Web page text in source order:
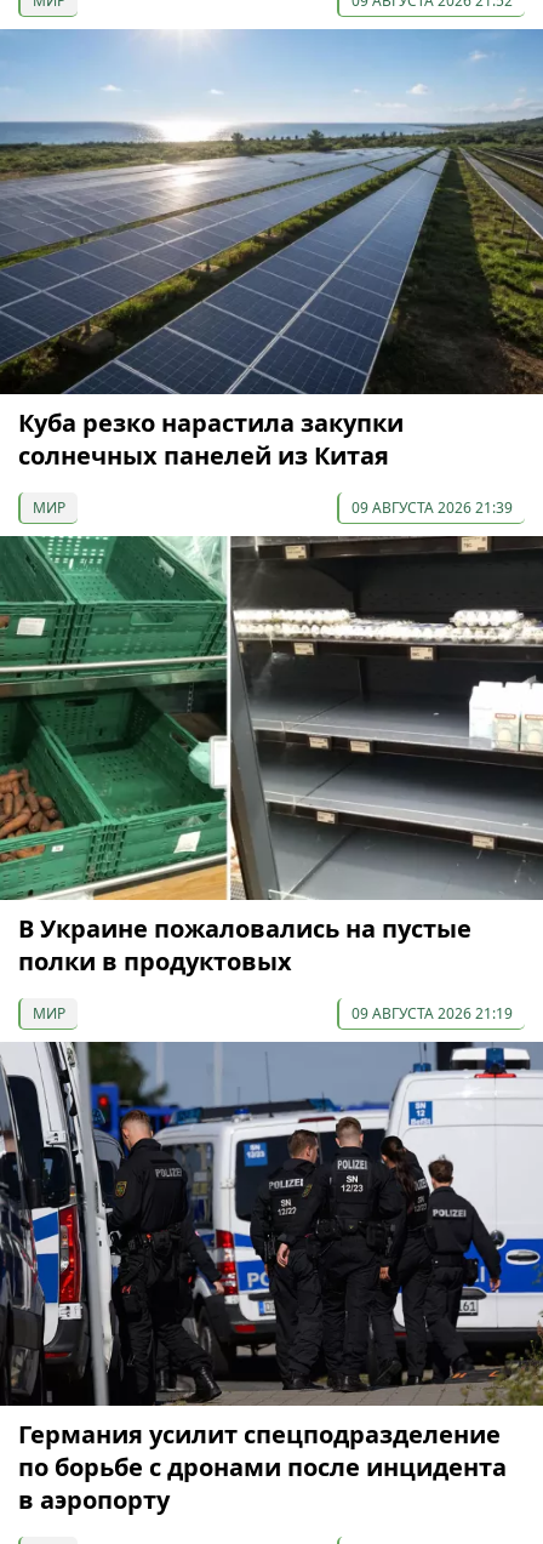
Куба резко нарастила закупки
солнечных панелей из Китая
МИР 09 АВГУСТА 2026 21:39
В Украине пожаловались на пустые
полки в продуктовых
МИР 09 АВГУСТА 2026 21:19
Германия усилит спецподразделение
по борьбе с дронами после инцидента
в аэропорту